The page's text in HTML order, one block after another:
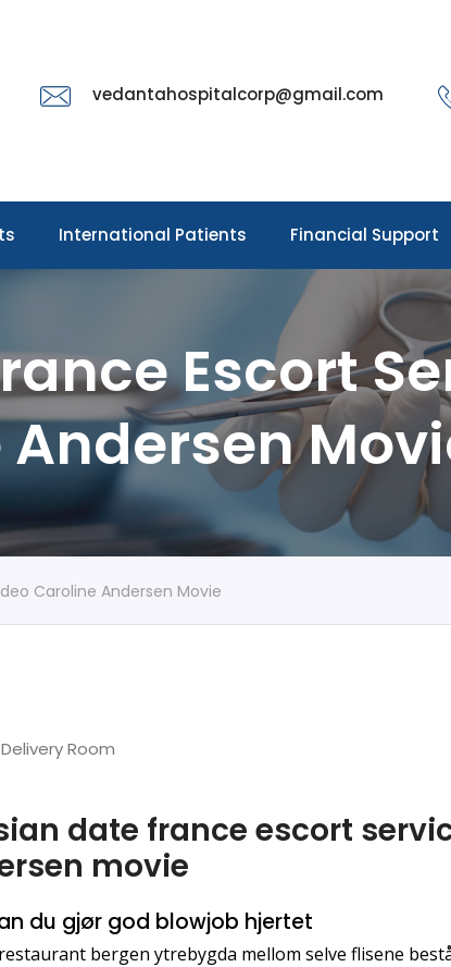
vedantahospitalcorp@gmail.com
International Patients Financial Support
Escort
Caroline Andersen Movie
date france escort
movie
du gjør god blowjob hjertet
bergen ytrebygda mellom selve flisene